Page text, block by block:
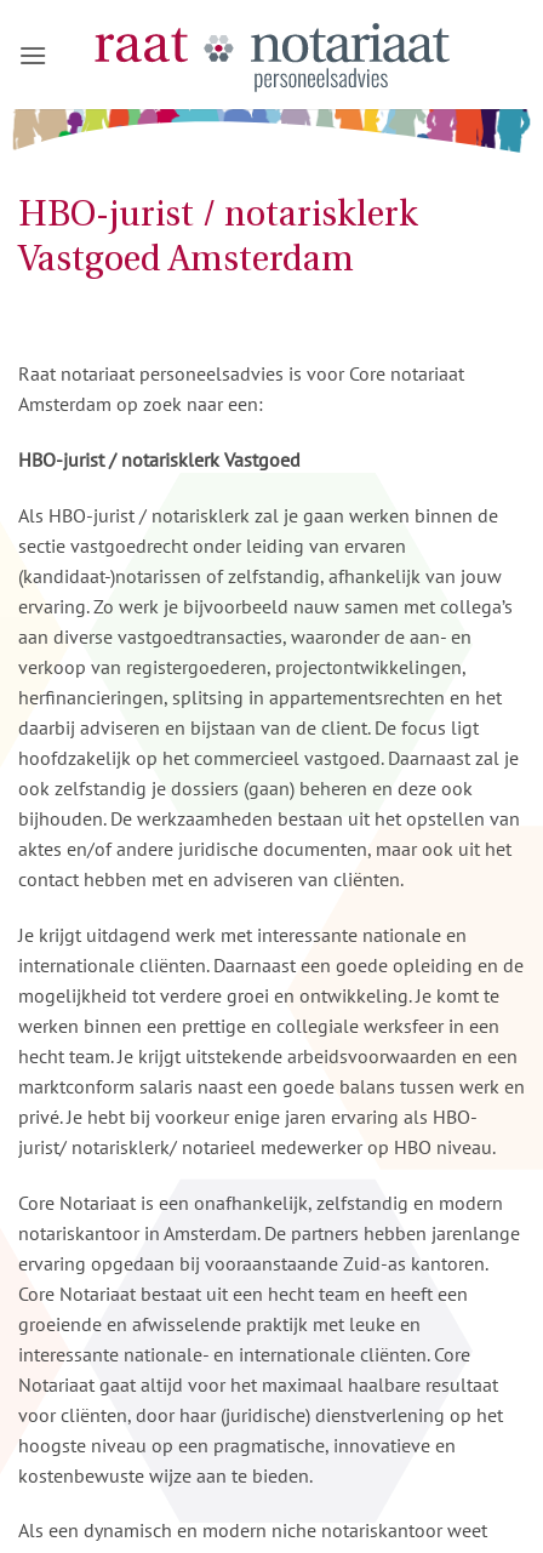
naar
HBO-jurist / notarisklerk
Vastgoed Amsterdam
Raat notariaat personeelsadvies is voor Core notariaat
Amsterdam op zoek naar een:
HBO-jurist / notarisklerk Vastgoed
Als HBO-jurist / notarisklerk zal je gaan werken binnen de
sectie vastgoedrecht onder leiding van ervaren
(kandidaat-)notarissen of zelfstandig, afhankelijk van jouw
ervaring. Zo werk je bijvoorbeeld nauw samen met collega’s
aan diverse vastgoedtransacties, waaronder de aan- en
verkoop van registergoederen, projectontwikkelingen,
herfinancieringen, splitsing in appartementsrechten en het
daarbij adviseren en bijstaan van de client. De focus ligt
hoofdzakelijk op het commercieel vastgoed. Daarnaast zal je
ook zelfstandig je dossiers (gaan) beheren en deze ook
bijhouden. De werkzaamheden bestaan uit het opstellen van
aktes en/of andere juridische documenten, maar ook uit het
contact hebben met en adviseren van cliënten.
Je krijgt uitdagend werk met interessante nationale en
internationale cliënten. Daarnaast een goede opleiding en de
mogelijkheid tot verdere groei en ontwikkeling. Je komt te
werken binnen een prettige en collegiale werksfeer in een
hecht team. Je krijgt uitstekende arbeidsvoorwaarden en een
marktconform salaris naast een goede balans tussen werk en
privé. Je hebt bij voorkeur enige jaren ervaring als HBO-
jurist/ notarisklerk/ notarieel medewerker op HBO niveau.
Core Notariaat is een onafhankelijk, zelfstandig en modern
notariskantoor in Amsterdam. De partners hebben jarenlange
ervaring opgedaan bij vooraanstaande Zuid-as kantoren.
Core Notariaat bestaat uit een hecht team en heeft een
groeiende en afwisselende praktijk met leuke en
interessante nationale- en internationale cliënten. Core
Notariaat gaat altijd voor het maximaal haalbare resultaat
voor cliënten, door haar (juridische) dienstverlening op het
hoogste niveau op een pragmatische, innovatieve en
kostenbewuste wijze aan te bieden.
Als een dynamisch en modern niche notariskantoor weet